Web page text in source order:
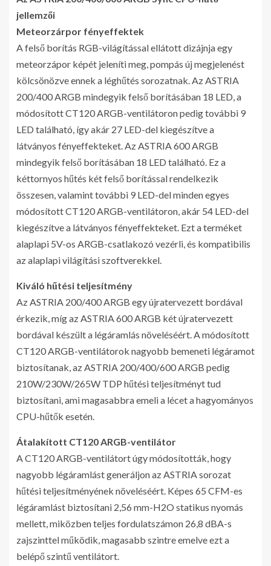
jellemzői
Meteorzárpor fényeffektek
A felső borítás RGB-világítással ellátott dizájnja egy
meteorzápor képét jeleníti meg, pompás új megjelenést
kölcsönözve ennek a léghűtés sorozatnak. Az ASTRIA
200/400 ARGB mindegyik felső borításában 18 LED, a
módosított CT120 ARGB-ventilátoron pedig további 9
LED található, így akár 27 LED-del kiegészítve a
látványos fényeffekteket. Az ASTRIA 600 ARGB
mindegyik felső borításában 18 LED található. Ez a
kéttornyos hűtés két felső borítással rendelkezik
összesen, valamint további 9 LED-del minden egyes
módosított CT120 ARGB-ventilátoron, akár 54 LED-del
kiegészítve a látványos fényeffekteket. Ezt a terméket
alaplapi 5V-os ARGB-csatlakozó vezérli, és kompatibilis
az alaplapi világítási szoftverekkel.
Kiváló hűtési teljesítmény
Az ASTRIA 200/400 ARGB egy újratervezett bordával
érkezik, míg az ASTRIA 600 ARGB két újratervezett
bordával készült a légáramlás növeléséért. A módosított
CT120 ARGB-ventilátorok nagyobb bemeneti légáramot
biztosítanak, az ASTRIA 200/400/600 ARGB pedig
210W/230W/265W TDP hűtési teljesítményt tud
biztosítani, ami magasabbra emeli a lécet a hagyományos
CPU-hűtők esetén.
Átalakított CT120 ARGB-ventilátor
A CT120 ARGB-ventilátort úgy módosították, hogy
nagyobb légáramlást generáljon az ASTRIA sorozat
hűtési teljesítményének növeléséért. Képes 65 CFM-es
légáramlást biztosítani 2,56 mm-H2O statikus nyomás
mellett, miközben teljes fordulatszámon 26,8 dBA-s
zajszinttel működik, magasabb szintre emelve ezt a
belépő szintű ventilátort.